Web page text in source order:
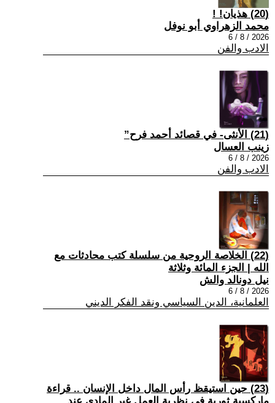
(20) هذيان! !
محمد الزهراوي أبو نوفل
2026 / 8 / 6
الادب والفن
(21) الأنثى- في قصائد أحمد فرح”
زينب العسال
2026 / 8 / 6
الادب والفن
(22) الخلاصة الروحية من سلسلة كتب محادثات مع
الله | الجزء المائة وثلاثة
نيل دونالد والش
2026 / 8 / 6
العلمانية، الدين السياسي ونقد الفكر الديني
(23) حين استيقظ رأس المال داخل الإنسان .. قراءة